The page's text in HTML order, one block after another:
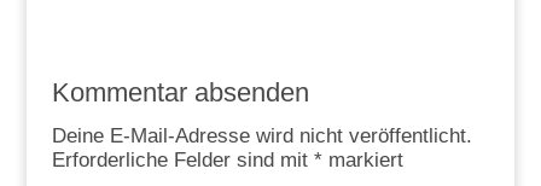
Kommentar absenden
Deine E-Mail-Adresse wird nicht veröffentlicht.
Erforderliche Felder sind mit *markiert